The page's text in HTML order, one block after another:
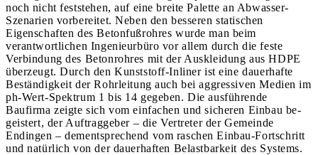
noch nicht feststehen, auf eine breite Palette an Abwasser-
Szenarien vorbereitet. Neben den besseren statischen
Eigenschaften des Betonfußrohres wurde man beim
verantwortlichen Ingenieurbüro vor allem durch die feste
Verbindung des Betonrohres mit der Auskleidung aus HDPE
überzeugt. Durch den Kunststoff-Inliner ist eine dauerhafte
Beständigkeit der Rohrleitung auch bei aggressiven Medien im
ph-Wert-Spektrum 1 bis 14 gegeben. Die ausführende
Baufirma zeigte sich vom einfachen und sicheren Ein­­bau be­
geistert, der Auftraggeber – die Vertreter der Gemeinde
Endingen – dementsprechend vom raschen Einbau-Fortschritt
und natürlich von der dauerhaften Belastbarkeit des Systems.